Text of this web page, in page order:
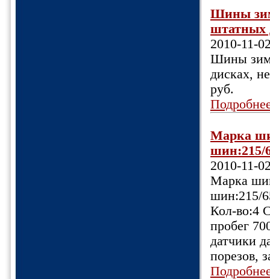
Шины
штатных
2010-11-
Шины
дисках,
руб.
Марка
шин:215/
2010-11-
Марка
шин:215/
Кол-во:4
пробег
датчики
порезов,